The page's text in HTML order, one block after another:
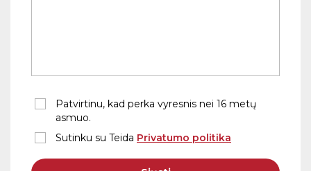
Patvirtinu, kad perka vyresnis nei 16 metų
asmuo.
Sutinku su Teida Privatumo politika